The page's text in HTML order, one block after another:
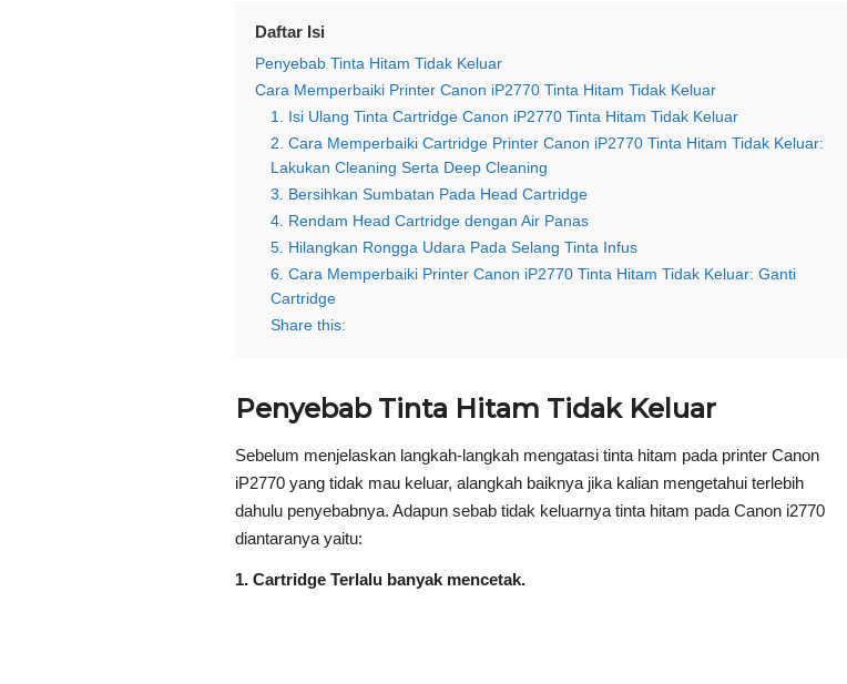
Daftar Isi
Penyebab Tinta Hitam Tidak Keluar
Cara Memperbaiki Printer Canon iP2770 Tinta Hitam Tidak Keluar
1. Isi Ulang Tinta Cartridge Canon iP2770 Tinta Hitam Tidak Keluar
2. Cara Memperbaiki Cartridge Printer Canon iP2770 Tinta Hitam Tidak Keluar:
Lakukan Cleaning Serta Deep Cleaning
3. Bersihkan Sumbatan Pada Head Cartridge
4. Rendam Head Cartridge dengan Air Panas
5. Hilangkan Rongga Udara Pada Selang Tinta Infus
6. Cara Memperbaiki Printer Canon iP2770 Tinta Hitam Tidak Keluar: Ganti
Cartridge
Share this:
Penyebab Tinta Hitam Tidak Keluar
Sebelum menjelaskan langkah-langkah mengatasi tinta hitam pada printer Canon
iP2770 yang tidak mau keluar, alangkah baiknya jika kalian mengetahui terlebih
dahulu penyebabnya. Adapun sebab tidak keluarnya tinta hitam pada Canon i2770
diantaranya yaitu:
1. Cartridge Terlalu banyak mencetak.